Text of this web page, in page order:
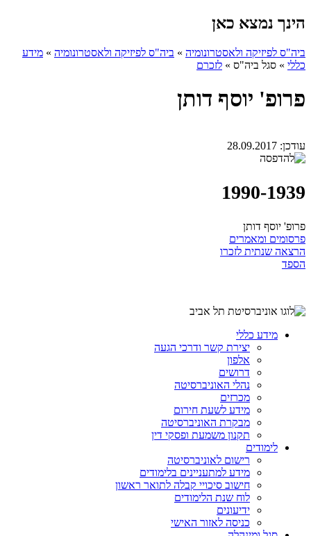
הינך נמצא כאן
ביה"ס לפיזיקה ולאסטרונומיה » ביה"ס לפיזיקה ולאסטרונומיה » מידע
כללי » סגל ביה"ס » לזכרם
פרופ' יוסף דותן
עודכן: 28.09.2017
1990-1939
פרופ' יוסף דותן
פרסומים ומאמרים
הרצאה שנתית לזכרו
הספד
מידע כללי
יצירת קשר ודרכי הגעה
אלפון
דרושים
נהלי האוניברסיטה
מכרזים
מידע לשעת חירום
מבקרת האוניברסיטה
תקנון משמעת ופסקי דין
לימודים
רישום לאוניברסיטה
מידע למתעניינים בלימודים
חישוב סיכויי קבלה לתואר ראשון
לוח שנת הלימודים
ידיעונים
כניסה לאזור האישי